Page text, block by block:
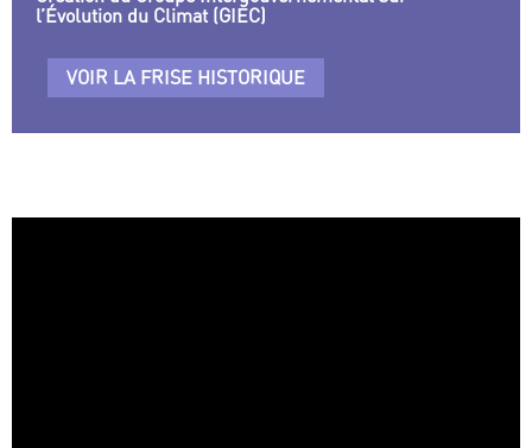
l’Évolution du Climat (GIEC)
VOIR LA FRISE HISTORIQUE